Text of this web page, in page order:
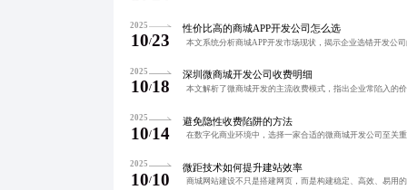
2025
10/23
性价比高的商城APP开发公司怎么选
2025
10/18
深圳微商城开发公司收费明细
2025
10/14
避免隐性收费陷阱的方法
2025
10/10
微距技术如何提升建站效率